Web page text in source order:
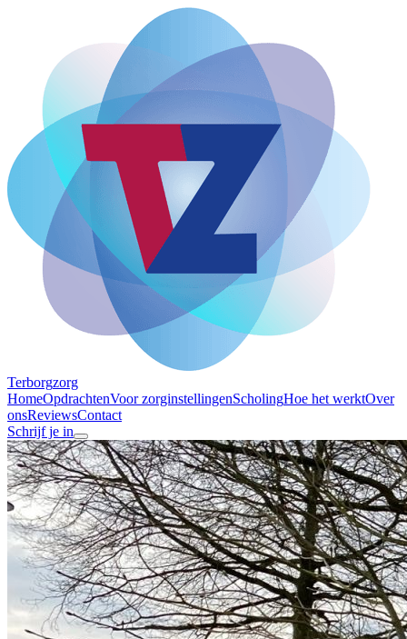
Terborgzorg
HomeOpdrachtenVoor zorginstellingenScholingHoe het werktOver
onsReviewsContact
Schrijf je in